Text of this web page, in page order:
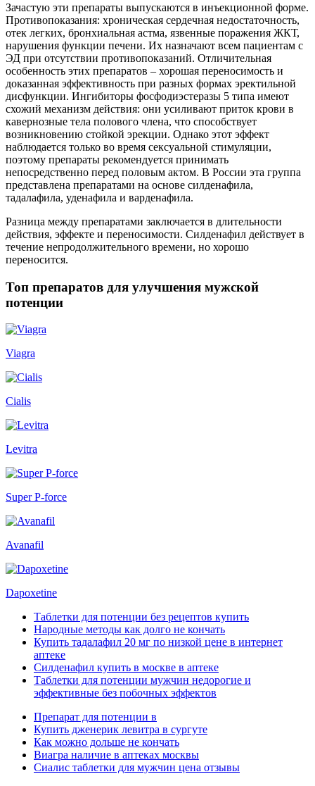
Зачастую эти препараты выпускаются в инъекционной форме.
Противопоказания: хроническая сердечная недостаточность,
отек легких, бронхиальная астма, язвенные поражения ЖКТ,
нарушения функции печени. Их назначают всем пациентам с
ЭД при отсутствии противопоказаний. Отличительная
особенность этих препаратов – хорошая переносимость и
доказанная эффективность при разных формах эректильной
дисфункции. Ингибиторы фосфодиэстеразы 5 типа имеют
схожий механизм действия: они усиливают приток крови в
кавернозные тела полового члена, что способствует
возникновению стойкой эрекции. Однако этот эффект
наблюдается только во время сексуальной стимуляции,
поэтому препараты рекомендуется принимать
непосредственно перед половым актом. В России эта группа
представлена препаратами на основе силденафила,
тадалафила, уденафила и варденафила.
Разница между препаратами заключается в длительности
действия, эффекте и переносимости. Силденафил действует в
течение непродолжительного времени, но хорошо
переносится.
Топ препаратов для улучшения мужской
потенции
Viagra
Cialis
Levitra
Super P-force
Avanafil
Dapoxetine
Таблетки для потенции без рецептов купить
Народные методы как долго не кончать
Купить тадалафил 20 мг по низкой цене в интернет
аптеке
Силденафил купить в москве в аптеке
Таблетки для потенции мужчин недорогие и
эффективные без побочных эффектов
Препарат для потенции в
Купить дженерик левитра в сургуте
Как можно дольше не кончать
Виагра наличие в аптеках москвы
Сиалис таблетки для мужчин цена отзывы